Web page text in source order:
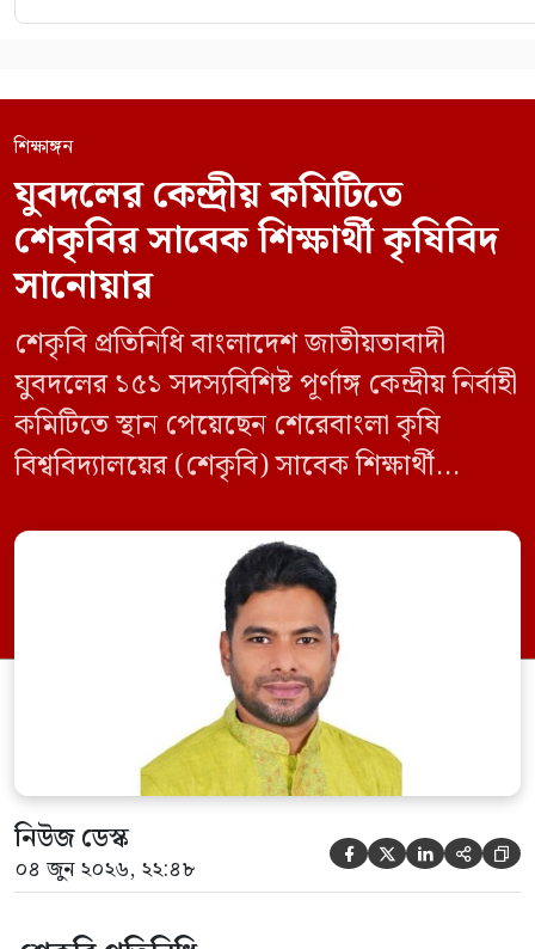
শিক্ষাঙ্গন
যুবদলের কেন্দ্রীয় কমিটিতে
শেকৃবির সাবেক শিক্ষার্থী কৃষিবিদ
সানোয়ার
শেকৃবি প্রতিনিধি বাংলাদেশ জাতীয়তাবাদী
যুবদলের ১৫১ সদস্যবিশিষ্ট পূর্ণাঙ্গ কেন্দ্রীয় নির্বাহী
কমিটিতে স্থান পেয়েছেন শেরেবাংলা কৃষি
বিশ্ববিদ্যালয়ের (শেকৃবি) সাবেক শিক্ষার্থী
তাকে কেন্দ্রীয় কৃষি বিষয়ক সম্পাদক হিসেবে
দায়িত্ব দেওয়া হয়েছে। বৃহস্পতিবার বিএনপির
সিনিয়র যুগ্ম মহাসচিব রুহুল কবির রিজভী
স্বাক্ষরিত এক বিজ্ঞপ্তিতে নতুন কমিটির
অনুমোদনের বিষয়টি জানানো হয়। কমিটিতে
আব্দুল মোনায়েম মুন্নাকে সভাপতি […]
নিউজ ডেস্ক
০৪ জুন ২০২৬, ২২:৪৮     